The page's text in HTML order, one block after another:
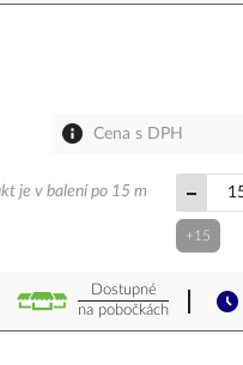
Cena s DPH
+15
je v balení po 15 m
Dostupné
na pobočkách